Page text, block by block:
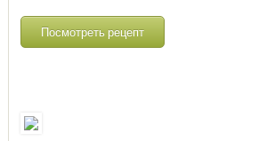
Посмотреть рецепт